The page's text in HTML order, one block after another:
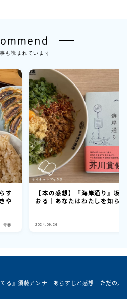
Me
も読まれています
す
や
青春
【本の感想】『海岸通り』坂
おる｜あなたはわたしを知ら
2024.09.26
る』須藤アンナ あらすじと感想｜ただの人